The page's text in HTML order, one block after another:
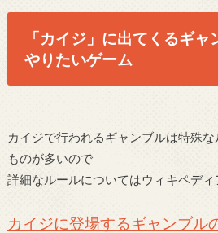
「カイジ」に出てくるギ
やりたいゲーム
カイジで行われるギャンブルは特殊
ものが多いので
詳細なルールについてはウィキペディ
カイジに登場するギャンブル